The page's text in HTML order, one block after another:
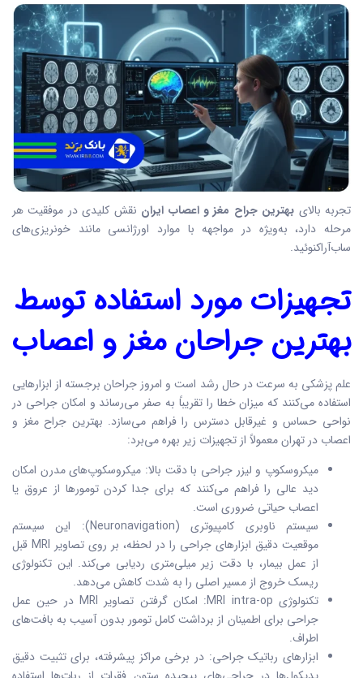
تجربه بالای بهترین جراح مغز و اعصاب ایران نقش کلیدی در موفقیت هر
مرحله دارد، به‌ویژه در مواجهه با موارد اورژانسی مانند خونریزی‌های
ساب‌آراکنوئید.
تجهیزات مورد استفاده توسط
بهترین جراحان مغز و اعصاب
علم پزشکی به سرعت در حال رشد است و امروز جراحان برجسته از ابزارهایی
استفاده می‌کنند که میزان خطا را تقریباً به صفر می‌رساند و امکان جراحی در
نواحی حساس و غیرقابل دسترس را فراهم می‌سازد. بهترین جراح مغز و
اعصاب در تهران معمولاً از تجهیزات زیر بهره می‌برد:
میکروسکوپ و لیزر جراحی با دقت بالا: میکروسکوپ‌های مدرن امکان
دید عالی را فراهم می‌کنند که برای جدا کردن تومورها از عروق یا
اعصاب حیاتی ضروری است.
سیستم ناوبری کامپیوتری (Neuronavigation): این سیستم
موقعیت دقیق ابزارهای جراحی را در لحظه، بر روی تصاویر MRI قبل
از عمل بیمار، با دقت زیر میلی‌متری ردیابی می‌کند. این تکنولوژی
ریسک خروج از مسیر اصلی را به شدت کاهش می‌دهد.
تکنولوژی MRI intra-op: امکان گرفتن تصاویر MRI در حین عمل
جراحی برای اطمینان از برداشت کامل تومور بدون آسیب به بافت‌های
اطراف.
ابزارهای رباتیک جراحی: در برخی مراکز پیشرفته، برای تثبیت دقیق